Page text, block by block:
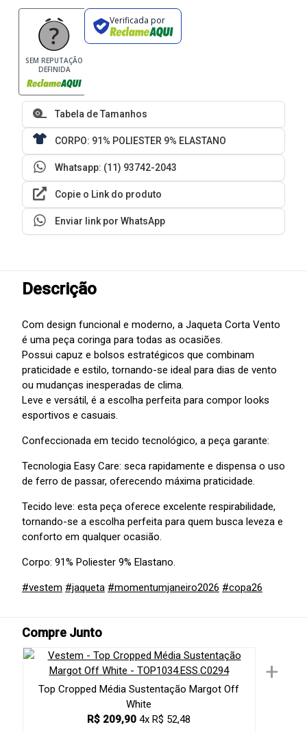
SEM REPUTAÇÃO
DEFINIDA
Verificada por
Tabela de Tamanhos
CORPO: 91% POLIESTER 9% ELASTANO
Whatsapp: (11) 93742-2043
Copie o Link do produto
Enviar link por WhatsApp
Descrição
Com design funcional e moderno, a Jaqueta Corta Vento
é uma peça coringa para todas as ocasiões.
Possui capuz e bolsos estratégicos que combinam
praticidade e estilo, tornando-se ideal para dias de vento
ou mudanças inesperadas de clima.
Leve e versátil, é a escolha perfeita para compor looks
esportivos e casuais.
Confeccionada em tecido tecnológico, a peça garante:
Tecnologia Easy Care: seca rapidamente e dispensa o uso
de ferro de passar, oferecendo máxima praticidade.
Tecido leve: esta peça oferece excelente respirabilidade,
tornando-se a escolha perfeita para quem busca leveza e
conforto em qualquer ocasião.
Corpo: 91% Poliester 9% Elastano.
#vestem #jaqueta #momentumjaneiro2026 #copa26
Compre Junto
Top Cropped Média Sustentação Margot Off
White
R$ 209,90 4x R$ 52,48
+